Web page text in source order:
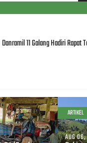
Danramil 11 Galang Hadiri
ARTIKEL
AUG